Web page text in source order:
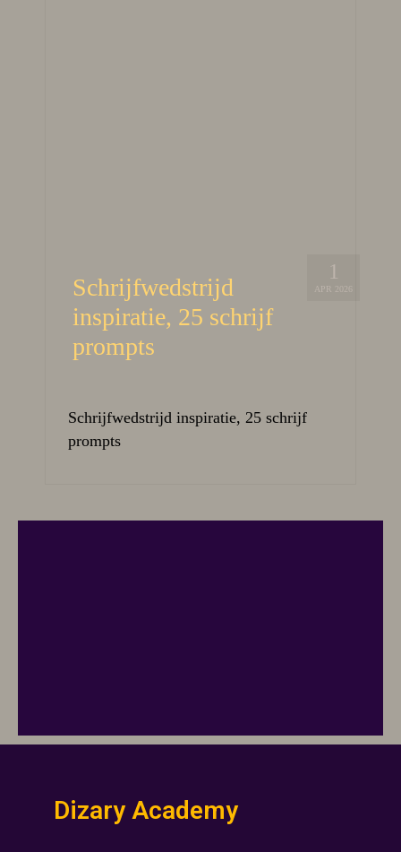
1
APR 2026
Schrijfwedstrijd
inspiratie, 25 schrijf
prompts
Schrijfwedstrijd inspiratie, 25 schrijf
prompts
Dizary Academy